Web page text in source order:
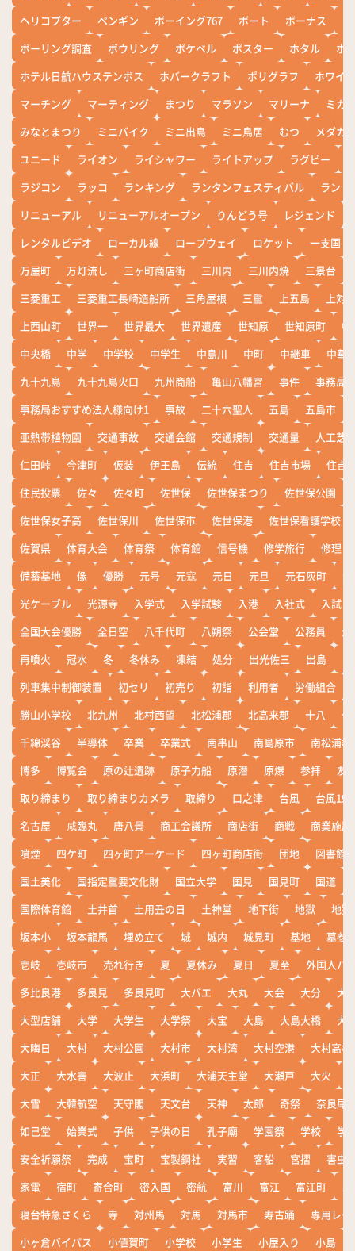
ヘリコプター
ペンギン ボーイング767 ボート ボーナス
ボーリング調査
ボウリング ポケベル ポスター ホタル
ホ
ホテル日航ハウステンボス
ホバークラフト ポリグラフ
ホワイ
マーチング
マーティング まつり マラソン マリーナ
ミカ
みなとまつり
ミニバイク ミニ出島 ミニ鳥居 むつ
メダカ
ユニード
ライオン ライシャワー ライトアップ ラグビー
ラジコン
ラッコ ランキング ランタンフェスティバル
ランド
リニューアル
リニューアルオープン りんどう号 レジェンド
レンタルビデオ
ローカル線 ロープウェイ ロケット
一支国
万屋町
万灯流し 三ヶ町商店街 三川内 三川内焼 三景台
三菱重工
三菱重工長崎造船所 三角屋根 三重 上五島
上対
上西山町
世界一 世界最大 世界遺産 世知原 世知原町
中
中央橋
中学 中学校 中学生 中島川 中町 中継車
中華
九十九島
九十九島火口 九州商船 亀山八幡宮 事件
事務局
事務局おすすめ法人様向け1
事故 二十六聖人 五島 五島市
亜熱帯植物園
交通事故 交通会館 交通規制 交通量
人工芝
仁田峠
今津町 仮装 伊王島 伝統 住吉 住吉市場
住吉
住民投票
佐々 佐々町 佐世保 佐世保まつり 佐世保公園
佐世保女子高
佐世保川 佐世保市 佐世保港
佐世保看護学校
佐賀県
体育大会 体育祭 体育館 信号機 修学旅行
修理
備蓄基地
像 優勝 元号 元寇 元日 元旦 元石灰町
光ケーブル
光源寺 入学式 入学試験 入港 入社式
入試
全国大会優勝
全日空 八千代町 八朔祭 公会堂 公務員
公
再噴火
冠水 冬 冬休み 凍結 処分 出光佐三 出島
列車集中制御装置
初セリ 初売り 初詣 利用者 労働組合
勝山小学校
北九州 北村西望 北松浦郡 北高来郡 十八
十
千綿渓谷
半導体 卒業 卒業式 南串山 南島原市
南松浦郡
博多
博覧会 原の辻遺跡 原子力船 原潜 原爆 参拝
友
取り締まり
取り締まりカメラ 取締り 口之津 台風
台風19
名古屋
咸臨丸 唐八景 商工会議所 商店街 商戦
商業施設
噴煙
四ケ町 四ヶ町アーケード 四ヶ町商店街 団地
図書館
国土美化
国指定重要文化財 国立大学 国見 国見町 国道
国際体育館
土井首 土用丑の日 土神堂 地下街 地獄
地獄
坂本小
坂本龍馬 埋め立て 城 城内 城見町 基地
墓参
壱岐
壱岐市 売れ行き 夏 夏休み 夏日 夏至
外国人バ
多比良港
多良見 多良見町 大バエ 大丸 大会 大分
大
大型店舗
大学 大学生 大学祭 大宝 大島 大島大橋
大
大晦日
大村 大村公園 大村市 大村湾 大村空港
大村高校
大正
大水害 大波止 大浜町 大浦天主堂 大瀬戸 大火
大雪
大韓航空 天守閣 天文台 天神 太郎 奇祭
奈良尾
如己堂
始業式 子供 子供の日 孔子廟 学園祭 学校
学
安全祈願祭
完成 宝町 宝製鋼社 実習 客船 宮摺
害虫
家電
宿町 寄合町 密入国 密航 富川 富江 富江町
寝台特急さくら
寺 対州馬 対馬 対馬市 寿古踊
専用レー
小ヶ倉バイパス
小値賀町 小学校 小学生 小屋入り 小島